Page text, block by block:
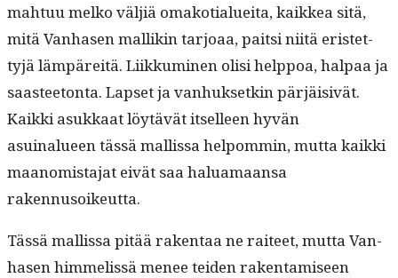
mah­tuu melko väljiä omako­tialuei­ta, kaikkea sitä,
mitä Van­hasen mallikin tar­joaa, pait­si niitä eris­tet­
tyjä läm­päre­itä. Liikku­mi­nen olisi help­poa, hal­paa ja
saas­tee­ton­ta. Lapset ja van­huk­setkin pär­jäi­sivät.
Kaik­ki asukkaat löytävät itselleen hyvän
asuinalueen tässä mallis­sa helpom­min, mut­ta kaik­ki
maan­omis­ta­jat eivät saa halu­a­maansa
rakennusoikeutta.
Tässä mallis­sa pitää rak­en­taa ne raiteet, mut­ta Van­
hasen him­melis­sä menee tei­den rak­en­tamiseen